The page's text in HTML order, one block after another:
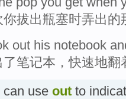
拔出瓶塞时弄出的
out his notebook
了笔记本，快速地翻
can use out to